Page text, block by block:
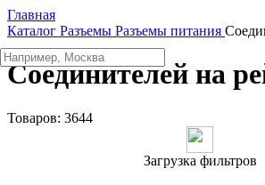
Главная
Каталог Разъeмы Разъeмы питания
Соединителей на
Товаров: 3644
Загрузка фильтров